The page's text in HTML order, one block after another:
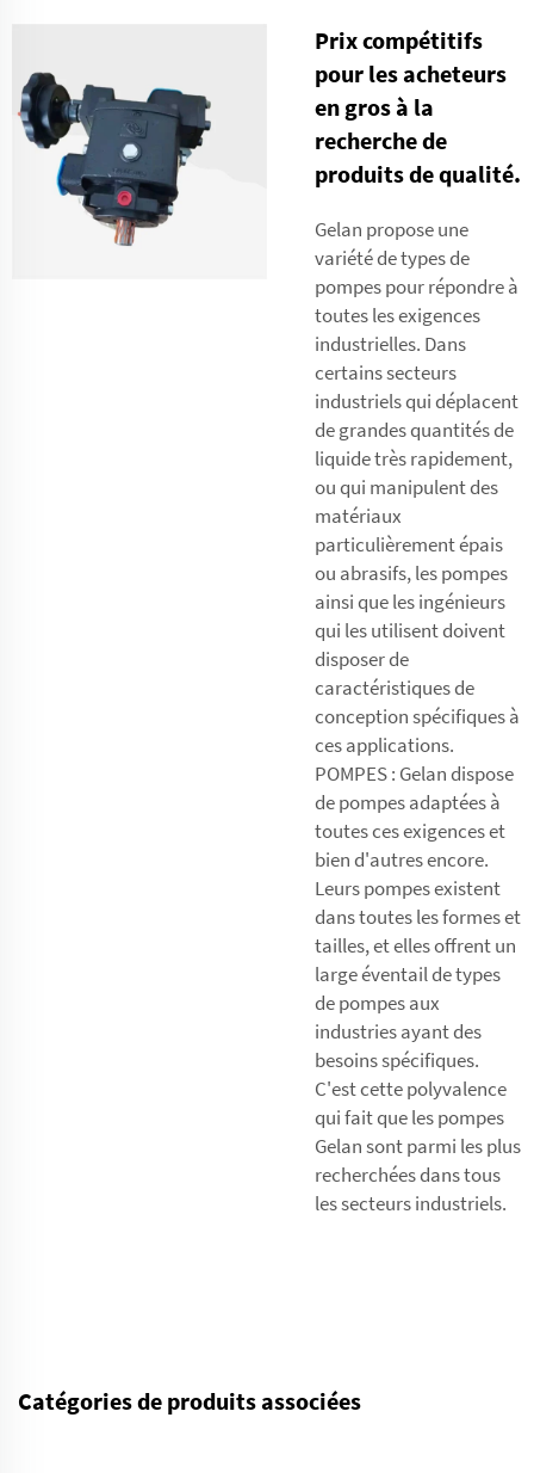
Prix compétitifs
pour les acheteurs
en gros à la
recherche de
produits de qualité.
Gelan propose une
variété de types de
pompes pour répondre à
toutes les exigences
industrielles. Dans
certains secteurs
industriels qui déplacent
de grandes quantités de
liquide très rapidement,
ou qui manipulent des
matériaux
particulièrement épais
ou abrasifs, les pompes
ainsi que les ingénieurs
qui les utilisent doivent
disposer de
caractéristiques de
conception spécifiques à
ces applications.
POMPES : Gelan dispose
de pompes adaptées à
toutes ces exigences et
bien d'autres encore.
Leurs pompes existent
dans toutes les formes et
tailles, et elles offrent un
large éventail de types
de pompes aux
industries ayant des
besoins spécifiques.
C'est cette polyvalence
qui fait que les pompes
Gelan sont parmi les plus
recherchées dans tous
les secteurs industriels.
Catégories de produits associées